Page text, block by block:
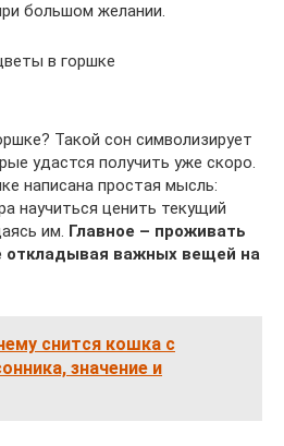
большом желании.
в горшке
Такой сон символизирует
удастся получить уже скоро.
написана простая мысль:
научиться ценить текущий
им. Главное – проживать
откладывая важных вещей на
снится кошка с
значение и